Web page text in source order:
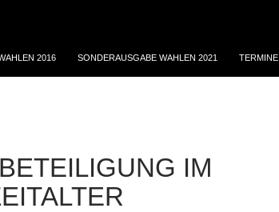
2016 SONDERAUSGABE WAHLEN 2021 TERMINE
IM